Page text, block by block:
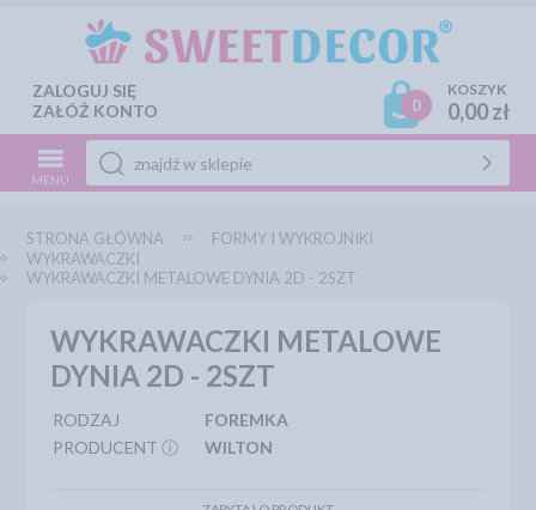
ZALOGUJ SIĘ
ZAŁÓŻ KONTO
0
KOSZYK
0,00 zł
MENU
STRONA GŁÓWNA
FORMY I WYKROJNIKI
WYKRAWACZKI
WYKRAWACZKI METALOWE DYNIA 2D - 2SZT
WYKRAWACZKI METALOWE
DYNIA 2D - 2SZT
RODZAJ
FOREMKA
PRODUCENT ⓘ
WILTON